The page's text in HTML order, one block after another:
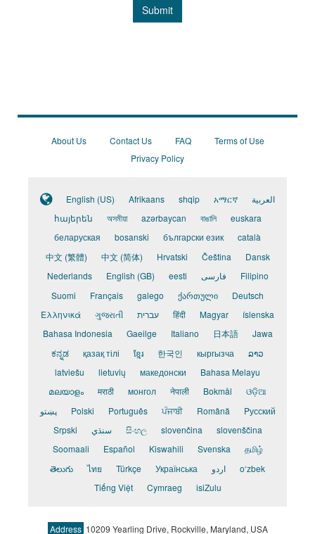
Submit
About Us Contact Us FAQ
Terms of Use
Privacy Policy
English (US) Afrikaans shqip አማርኛ
العربية
հայերեն
অসমীয়া azərbaycan বাঙালি
euskara
беларуская
bosanski български език
català
中文 (繁體)
中文 (简体) Hrvatski Čeština
Dansk
Nederlands
English (GB) eesti فارسی
Filipino
Suomi
Français galego ქართული
Deutsch
Ελληνικά
ગુજરાતી עברית हिंदी Magyar
íslenska
Bahasa Indonesia
Gaeilge Italiano 日本語
Jawa
ಕನ್ನಡ
қазақ тілі ខ្មែរ 한국인 кыргызча
ລາວ
latviešu
lietuvių македонски
Bahasa Melayu
മലയാളം
मराठी монгол नेपाली Bokmål
ଓଡ଼ିଆ
پښتو
Polski Português ਪੰਜਾਬੀ Română
Pусский
Srpski
سنڌي සිංහල slovenčina
slovenščina
Soomaali
Español Kiswahili Svenska
தமிழ்
తెలుగు
ไทย Türkçe Українська اردو
o‘zbek
Tiếng Việt
Cymraeg isiZulu
Address 10209 Yearling Drive, Rockville, Maryland, USA